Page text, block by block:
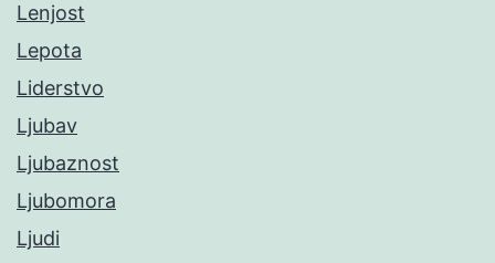
Lenjost
Lepota
Liderstvo
Ljubav
Ljubaznost
Ljubomora
Ljudi